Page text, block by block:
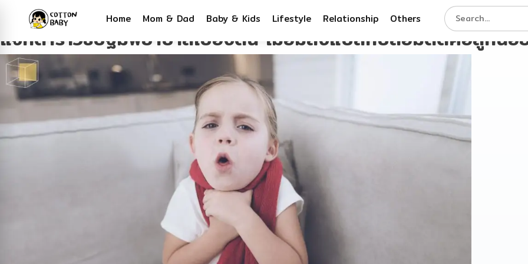
Home Mom & Dad Baby & Kids Lifestyle Relationship Others
Tag:Baby
แจกตำราวิธีปฐมพยาบาลเบื้องต้น เมื่อมีสิ่งแปลกปลอมติดคอลูกน้อ